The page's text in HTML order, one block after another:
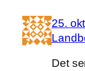
25.
Det